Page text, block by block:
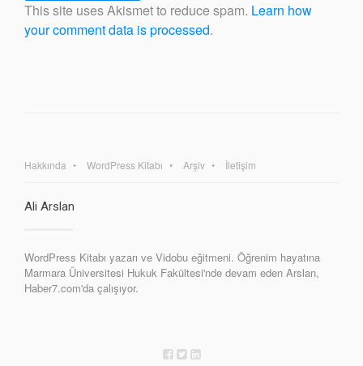
This site uses Akismet to reduce spam. Learn how
your comment data is processed.
Hakkında WordPress Kitabı Arşiv İletişim
Ali Arslan
WordPress Kitabı yazarı ve Vidobu eğitmeni. Öğrenim hayatına
Marmara Üniversitesi Hukuk Fakültesi'nde devam eden Arslan,
Haber7.com'da çalışıyor.